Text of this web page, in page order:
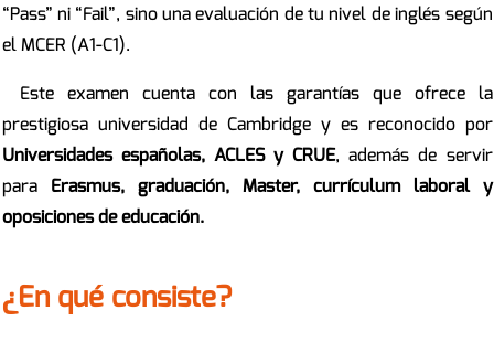
“Pass” ni “Fail”, sino una evaluación de tu nivel de inglés según
el MCER (A1-C1).
Este examen cuenta con las garantías que ofrece la
prestigiosa universidad de Cambridge y es reconocido por
Universidades españolas, ACLES y CRUE, además de servir
para Erasmus, graduación, Master, currículum laboral y
oposiciones de educación.
¿En qué consiste?